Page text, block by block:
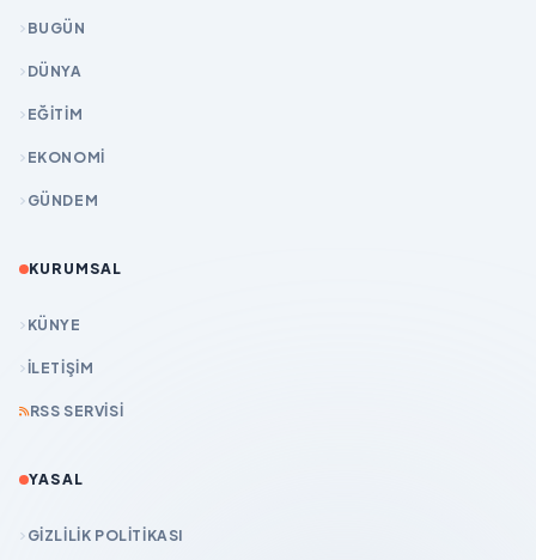
BUGÜN
DÜNYA
EĞİTİM
EKONOMİ
GÜNDEM
KURUMSAL
KÜNYE
İLETIŞIM
RSS SERVISI
YASAL
GIZLILIK POLITIKASI